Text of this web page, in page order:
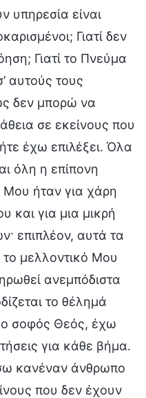
υπηρεσία είναι
Γιατί δεν
Γιατί το Πνεύμα
αυτούς τους
δεν μπορώ να
σε εκείνους που
έχω επιλέξει. Όλα
όλη η επίπονη
Μου ήταν για χάρη
για μια μικρή
επιπλέον, αυτά τα
μελλοντικό Μου
ανεμπόδιστα
το θέλημά
ο σοφός Θεός, έχω
για κάθε βήμα.
κανέναν άνθρωπο
που δεν έχουν